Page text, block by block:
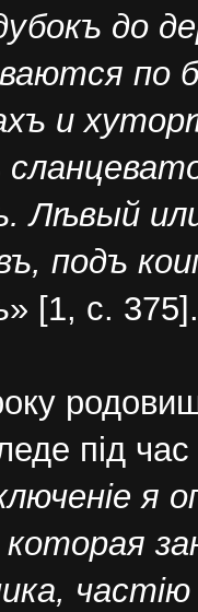
до
по
и
Лѣвый
подъ
» [1, с. 375].
під
я